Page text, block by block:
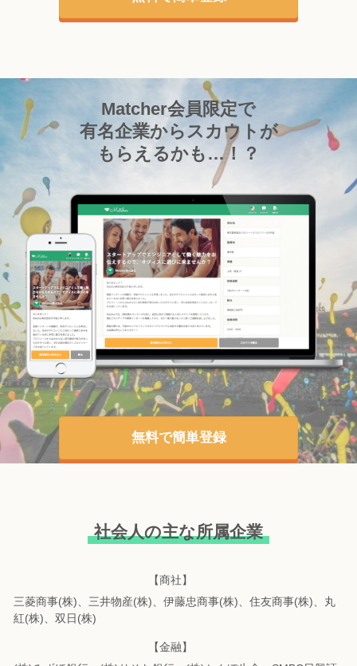
Matcher会員限定で
有名企業からスカウトが
もらえるかも…！？
無料で簡単登録
社会人の主な所属企業
【商社】
三菱商事(株)、三井物産(株)、伊藤忠商事(株)、住友商事(株)、丸
紅(株)、双日(株)
【金融】